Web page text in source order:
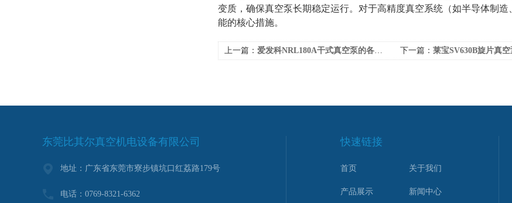
变质，确保真空泵长期稳定运行。对于高精度真空系统（如半导体制
能的核心措施。
上一篇： 爱发科NRL180A干式真空泵的各组成部件功能特点分享 下一篇： 莱宝SV630B旋片真空泵的工
东莞比其尔真空机电设备有限公司
地址：广东省东莞市寮步镇坑口红荔路179号
电话：0769-8321-6362
快速链接
首页 关于我们
产品展示 新闻中心